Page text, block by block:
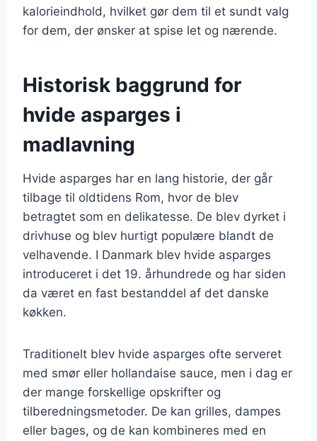
kalorieindhold, hvilket gør dem til et sundt valg
for dem, der ønsker at spise let og nærende.
Historisk baggrund for
hvide asparges i
madlavning
Hvide asparges har en lang historie, der går
tilbage til oldtidens Rom, hvor de blev
betragtet som en delikatesse. De blev dyrket i
drivhuse og blev hurtigt populære blandt de
velhavende. I Danmark blev hvide asparges
introduceret i det 19. århundrede og har siden
da været en fast bestanddel af det danske
køkken.
Traditionelt blev hvide asparges ofte serveret
med smør eller hollandaise sauce, men i dag er
der mange forskellige opskrifter og
tilberedningsmetoder. De kan grilles, dampes
eller bages, og de kan kombineres med en